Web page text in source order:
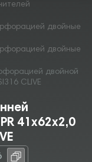
двойные
двойные
двойной
CLIVE
41х62х2,0